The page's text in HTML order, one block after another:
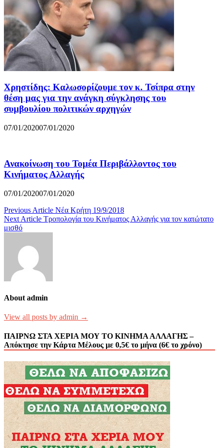
Χρηστίδης: Καλωσορίζουμε τον κ. Τσίπρα στην
θέση μας για την ανάγκη σύγκλησης του
συμβουλίου πολιτικών αρχηγών
07/01/202007/01/2020
Ανακοίνωση του Τομέα Περιβάλλοντος του
Κινήματος Αλλαγής
07/01/202007/01/2020
Post
navigation
Previous Article Νέα Κρήτη 19/9/2018
Next Article Τροπολογία του Κινήματος Αλλαγής για τον κατώτατο
μισθό
About admin
View all posts by admin →
ΠΑΙΡΝΩ ΣΤΑ ΧΕΡΙΑ ΜΟΥ ΤΟ ΚΙΝΗΜΑ ΑΛΛΑΓΗΣ –
Aπόκτησε την Κάρτα Μέλους με 0,5€ το μήνα (6€ το χρόνο)